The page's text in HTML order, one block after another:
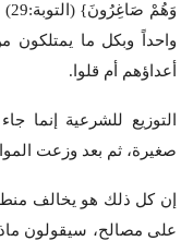
واحداً وبكل ما يمتلكون
أعداؤهم أم قلوا.
التوزيع للشرعية إنما
صغيرة، ثم بعد وزعت
إن كل ذلك هو يخالف
على مصالح، سيقولون